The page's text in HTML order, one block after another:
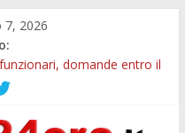
7, 2026
domande entro il
fermata Busitalia e